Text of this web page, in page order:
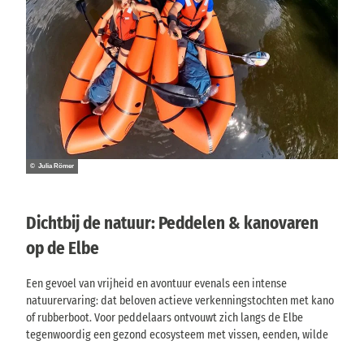
Dichtbij de natuur: Peddelen & kanovaren
op de Elbe
Een gevoel van vrijheid en avontuur evenals een intense
natuurervaring: dat beloven actieve verkenningstochten met kano
of rubberboot. Voor peddelaars ontvouwt zich langs de Elbe
tegenwoordig een gezond ecosysteem met vissen, eenden, wilde
© Julia Römer